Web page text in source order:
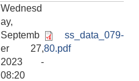
Wednesd
ay,
Septemb
er 27,
2023 -
08:20
ss_data_079-
80.pdf